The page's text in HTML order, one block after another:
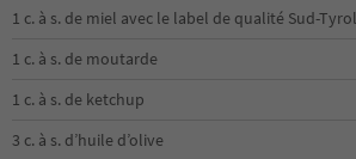
1 c. à s. de miel avec le label de qualité Sud-Tyrol
1 c. à s. de moutarde
1 c. à s. de ketchup
3 c. à s. d’huile d’olive